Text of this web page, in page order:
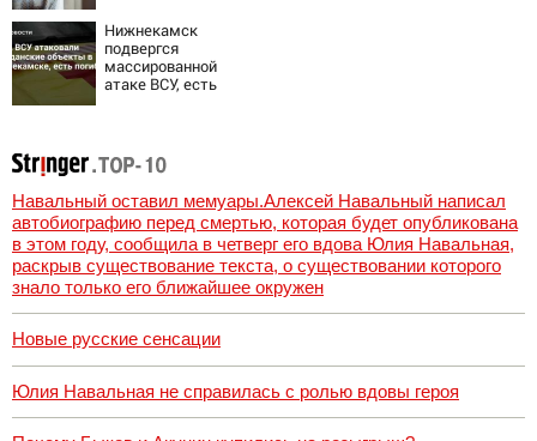
на карту
Нижнекамск
подвергся
массированной
атаке ВСУ, есть
Навальный оставил мемуары.Алексей Навальный написал
автобиографию перед смертью, которая будет опубликована
в этом году, сообщила в четверг его вдова Юлия Навальная,
раскрыв существование текста, о существовании которого
знало только его ближайшее окружен
Новые русские сенсации
Юлия Навальная не справилась с ролью вдовы героя